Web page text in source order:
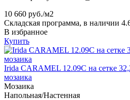
10 660 руб./м2
Складская программа, в наличии
В избранное
Купить
Irida CARAMEL 12.09C на сетке
мозаика
Мозаика
Напольная/Настенная